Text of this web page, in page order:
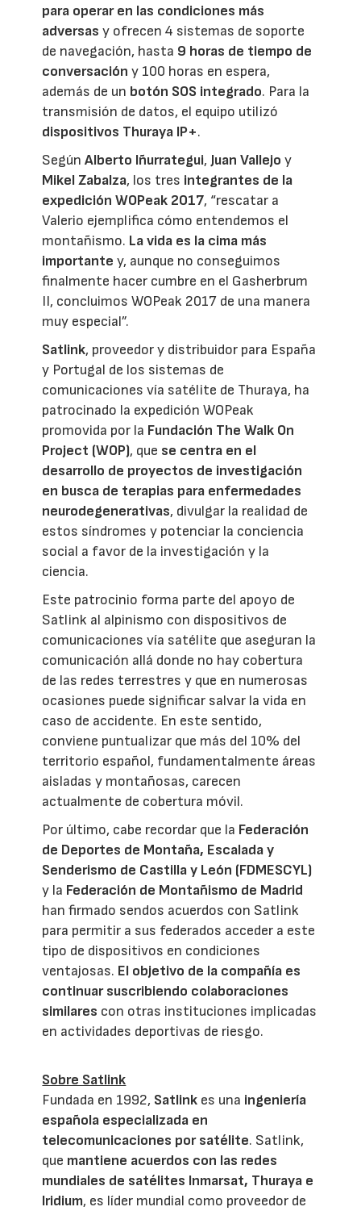
para operar en las condiciones más
adversas y ofrecen 4 sistemas de soporte
de navegación, hasta 9 horas de tiempo de
conversación y 100 horas en espera,
además de un botón SOS integrado. Para la
transmisión de datos, el equipo utilizó
dispositivos Thuraya IP+.
SegúnAlberto Iñurrategui, Juan Vallejo y
Mikel Zabalza, los tres integrantes de la
expedición WOPeak 2017, “rescatar a
Valerio ejemplifica cómo entendemos el
montañismo. La vida es la cima más
importante y, aunque no conseguimos
finalmente hacer cumbre en el Gasherbrum
II, concluimos WOPeak 2017 de una manera
muy especial”.
Satlink, proveedor y distribuidor para España
y Portugal de los sistemas de
comunicaciones vía satélite de Thuraya, ha
patrocinado la expedición WOPeak
promovida por la Fundación The Walk On
Project (WOP), que se centra en el
desarrollo de proyectos de investigación
en busca de terapias para enfermedades
neurodegenerativas, divulgar la realidad de
estos síndromes y potenciar la conciencia
social a favor de la investigación y la
ciencia.
Este patrocinio forma parte del apoyo de
Satlink al alpinismo con dispositivos de
comunicaciones vía satélite que aseguran la
comunicación allá donde no hay cobertura
de las redes terrestres y que en numerosas
ocasiones puede significar salvar la vida en
caso de accidente. En este sentido,
conviene puntualizar que más del 10% del
territorio español, fundamentalmente áreas
aisladas y montañosas, carecen
actualmente de cobertura móvil.
Por último, cabe recordar que la Federación
de Deportes de Montaña, Escalada y
Senderismo de Castilla y León (FDMESCYL)
y la Federación de Montañismo de Madrid
han firmado sendos acuerdos con Satlink
para permitir a sus federados acceder a este
tipo de dispositivos en condiciones
ventajosas. El objetivo de la compañía es
continuar suscribiendo colaboraciones
similares con otras instituciones implicadas
en actividades deportivas de riesgo.
Sobre Satlink
Fundada en 1992, Satlink es una ingeniería
española especializada en
telecomunicaciones por satélite. Satlink,
que mantiene acuerdos con las redes
mundiales de satélites Inmarsat, Thuraya e
Iridium, es líder mundial como proveedor de